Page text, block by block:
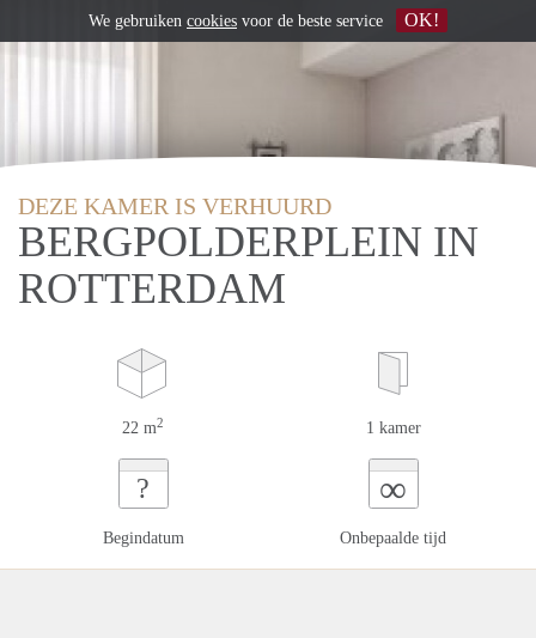
DEZE KAMER IS VERHUURD
BERGPOLDERPLEIN IN
ROTTERDAM
22 m2 1 kamer
?
Begindatum
∞
Onbepaalde tijd
We gebruiken cookies voor de beste service OK!